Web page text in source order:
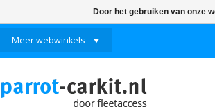
Meer webwinkels
Door het gebruiken van onze